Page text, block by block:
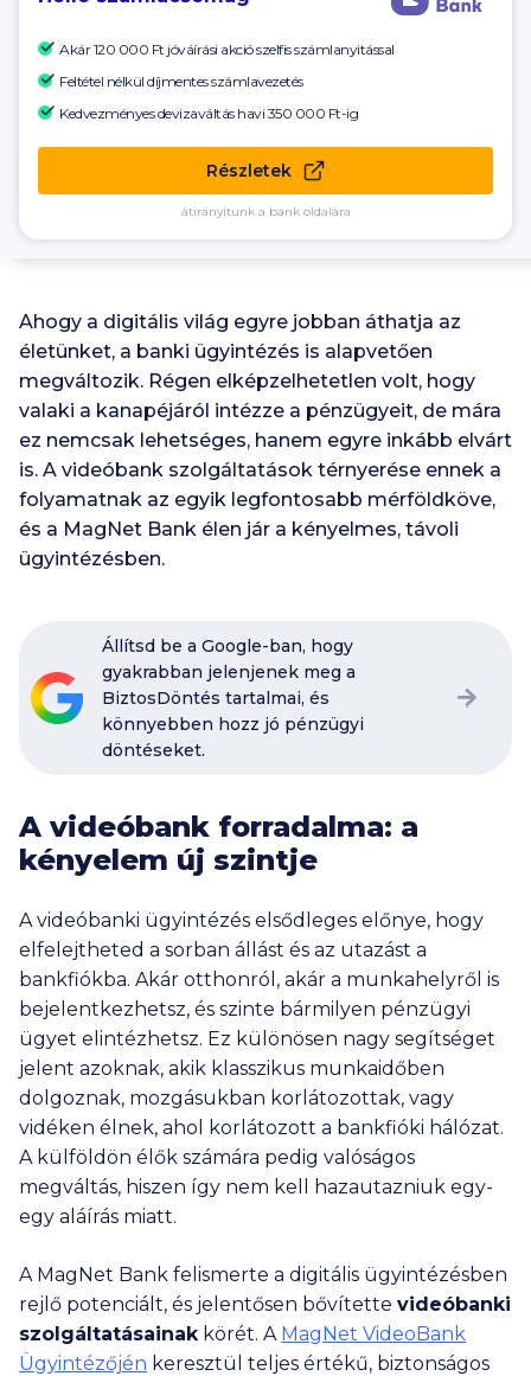
Akár 120 000 Ft jóváírási akció szelfis számlanyitással
Feltétel nélkül díjmentes számlavezetés
Kedvezményes devizaváltás havi 350 000 Ft-ig
Részletek
átirányítunk a bank oldalára
Ahogy a digitális világ egyre jobban áthatja az
életünket, a banki ügyintézés is alapvetően
megváltozik. Régen elképzelhetetlen volt, hogy
valaki a kanapéjáról intézze a pénzügyeit, de mára
ez nemcsak lehetséges, hanem egyre inkább elvárt
is. A videóbank szolgáltatások térnyerése ennek a
folyamatnak az egyik legfontosabb mérföldköve,
és a MagNet Bank élen jár a kényelmes, távoli
ügyintézésben.
Állítsd be a Google-ban, hogy
gyakrabban jelenjenek meg a
BiztosDöntés tartalmai, és
könnyebben hozz jó pénzügyi
döntéseket.
A videóbank forradalma: a
kényelem új szintje
A videóbanki ügyintézés elsődleges előnye, hogy
elfelejtheted a sorban állást és az utazást a
bankfiókba. Akár otthonról, akár a munkahelyről is
bejelentkezhetsz, és szinte bármilyen pénzügyi
ügyet elintézhetsz. Ez különösen nagy segítséget
jelent azoknak, akik klasszikus munkaidőben
dolgoznak, mozgásukban korlátozottak, vagy
vidéken élnek, ahol korlátozott a bankfióki hálózat.
A külföldön élők számára pedig valóságos
megváltás, hiszen így nem kell hazautazniuk egy-
egy aláírás miatt.
A MagNet Bank felismerte a digitális ügyintézésben
rejlő potenciált, és jelentősen bővítette videóbanki
szolgáltatásainakkörét. A MagNet VideoBank
Ügyintézőjén keresztül teljes értékű, biztonságos